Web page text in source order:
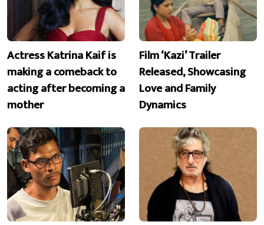
Actress Katrina Kaif is
making a comeback to
acting after becoming a
mother
Film ‘Kazi’ Trailer
Released, Showcasing
Love and Family
Dynamics